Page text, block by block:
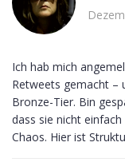
Ich hab mich
Retweets gemacht –
Bronze-Tier. Bin
dass sie nicht
Chaos. Hier ist